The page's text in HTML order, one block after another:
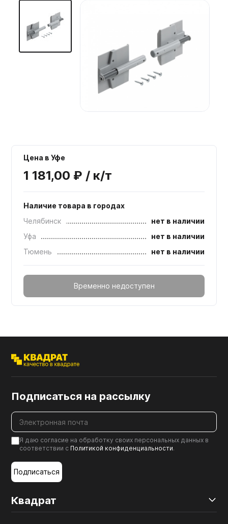
Мебельные образцы, каталоги
Цена в Уфе
1 181,00 ₽ / к/т
Наличие товара в городах
Челябинск
нет в наличии
Уфа
нет в наличии
Тюмень
нет в наличии
Временно недоступен
Квадрат
Подписаться на рассылку
Я даю согласие на обработку своих персональных данных в
соответствии с Политикой конфиденциальности.
Подписаться